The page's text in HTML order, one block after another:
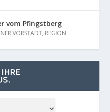
vom Pfingstberg
VORSTADT, REGION